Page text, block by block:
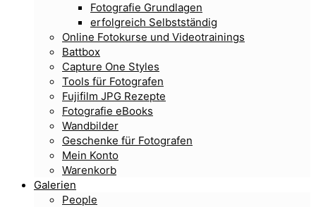
Fotografie Grundlagen
erfolgreich Selbstständig
Online Fotokurse und Videotrainings
Battbox
Capture One Styles
Tools für Fotografen
Fujifilm JPG Rezepte
Fotografie eBooks
Wandbilder
Geschenke für Fotografen
Mein Konto
Warenkorb
Galerien
People